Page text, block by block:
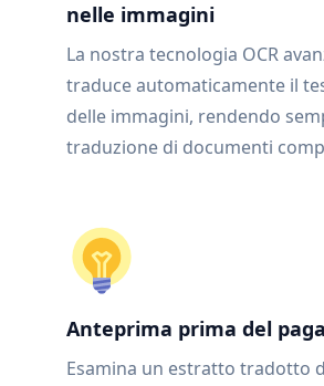
nelle immagini
La nostra tecnologia OCR
traduce automaticamente il
delle immagini, rendendo
traduzione di documenti
Anteprima prima del
Esamina un estratto tradotto